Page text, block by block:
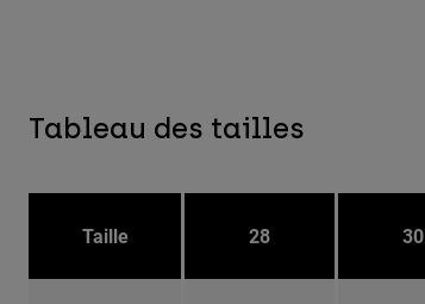
Tableau des tailles
Taille 28 30